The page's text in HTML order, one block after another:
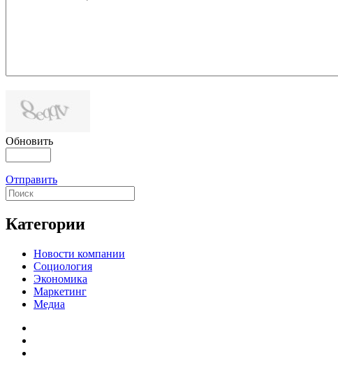
Обновить
Отправить
Категории
Новости компании
Социология
Экономика
Маркетинг
Медиа